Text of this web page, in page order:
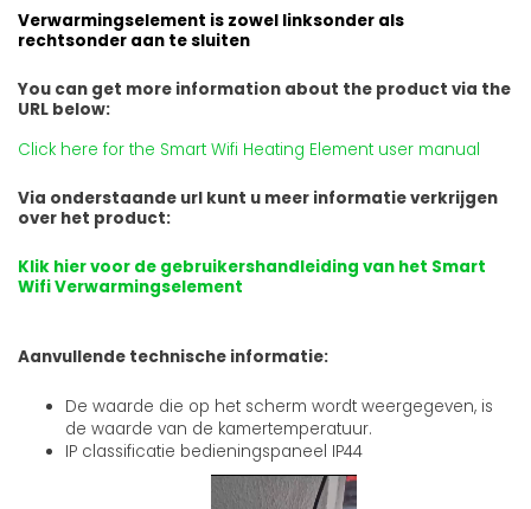
Verwarmingselement is zowel linksonder als
rechtsonder aan te sluiten
You can get more information about the product via the
URL below:
Click here for the Smart Wifi Heating Element user manual
Via onderstaande url kunt u meer informatie verkrijgen
over het product:
Klik hier voor de gebruikershandleiding van het Smart
Wifi Verwarmingselement
Aanvullende technische informatie:
De waarde die op het scherm wordt weergegeven, is
de waarde van de kamertemperatuur.
IP classificatie bedieningspaneel IP44